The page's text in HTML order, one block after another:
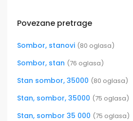
Povezane pretrage
Sombor, stanovi (80 oglasa)
Sombor, stan (76 oglasa)
Stan sombor, 35000 (80 oglasa)
Stan, sombor, 35000 (75 oglasa)
Stan, sombor 35 000 (75 oglasa)